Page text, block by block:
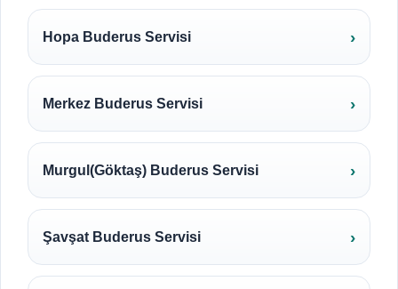
Hopa Buderus Servisi
Merkez Buderus Servisi
Murgul(Göktaş) Buderus Servisi
Şavşat Buderus Servisi